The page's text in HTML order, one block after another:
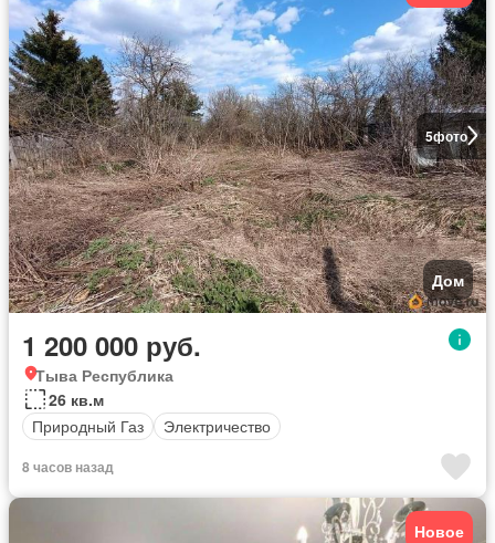
5фото
Дом
1 200 000 руб.
Тыва Республика
26 кв.м
Природный Газ
Электричество
8 часов назад
Новое